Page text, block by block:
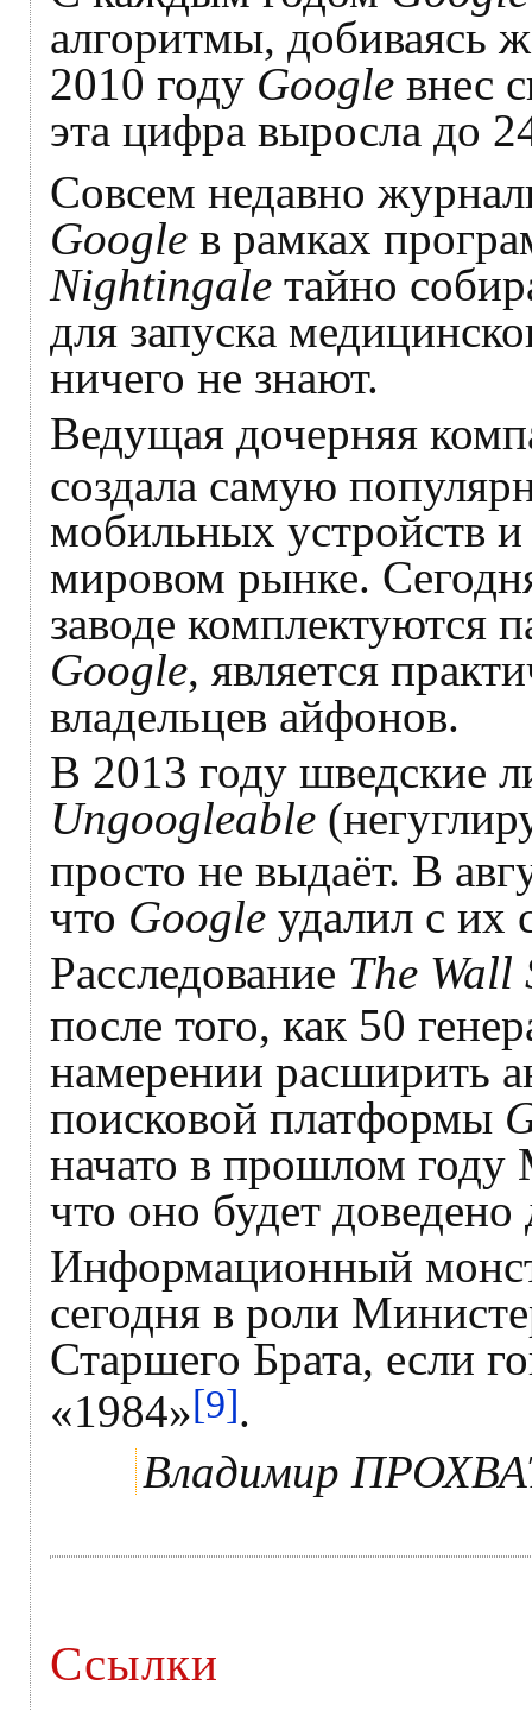
алгоритмы, добиваясь
2010 году Google внес
эта цифра выросла до
Совсем недавно
Google в рамках
Nightingale тайно
для запуска
ничего не знают.
Ведущая дочерняя
создала самую
мобильных устройств
мировом рынке.
заводе комплектуются
Google, является
владельцев айфонов.
В 2013 году шведские
Ungoogleable
просто не выдаёт. В
что Google удалил с их
Расследование The
после того, как 50
намерении расширить
поисковой платформы
начато в прошлом
что оно будет
Информационный
сегодня в роли
Старшего Брата, если
«1984»[9].
Владимир
Ссылки